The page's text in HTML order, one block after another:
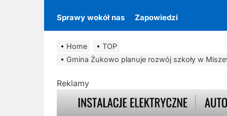
Sprawy wokół nas Zapowiedzi
Home
TOP
Gmina Żukowo planuje rozwój szkoły w
Reklamy